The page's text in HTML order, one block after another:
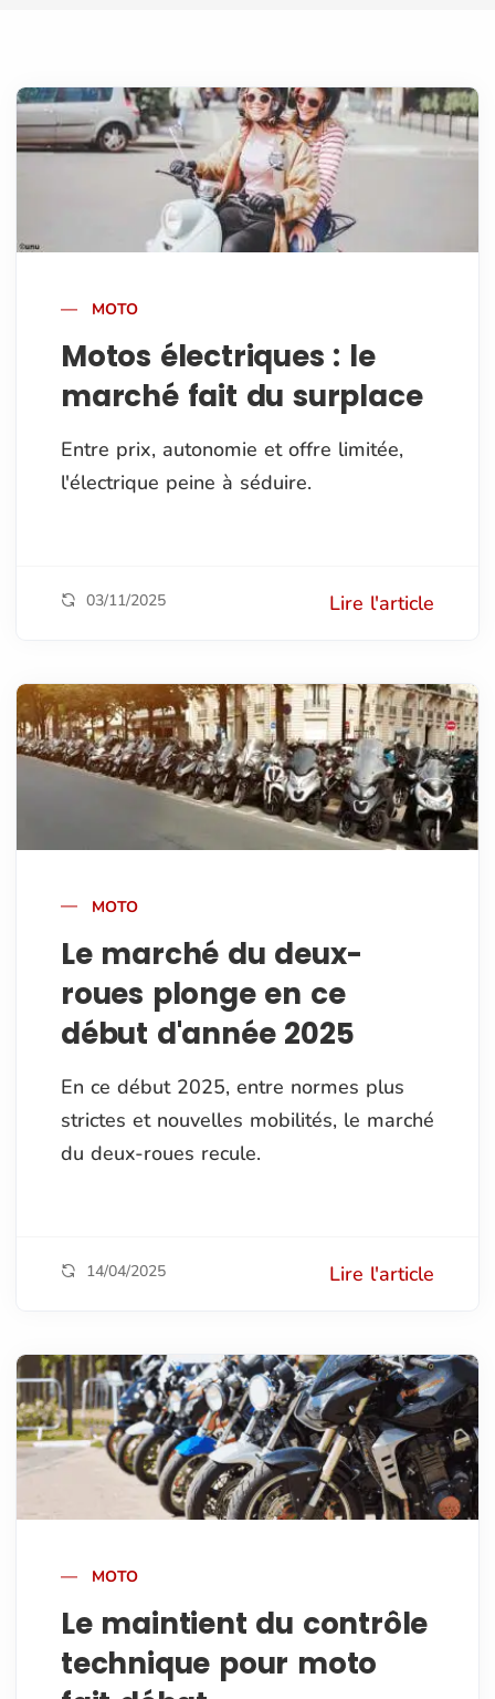
MOTO
Motos électriques : le
marché fait du surplace
Entre prix, autonomie et offre limitée,
l'électrique peine à séduire.
03/11/2025 Lire l'article
MOTO
Le marché du deux-
roues plonge en ce
début d'année 2025
En ce début 2025, entre normes plus
strictes et nouvelles mobilités, le marché
du deux-roues recule.
14/04/2025 Lire l'article
MOTO
Le maintient du contrôle
technique pour moto